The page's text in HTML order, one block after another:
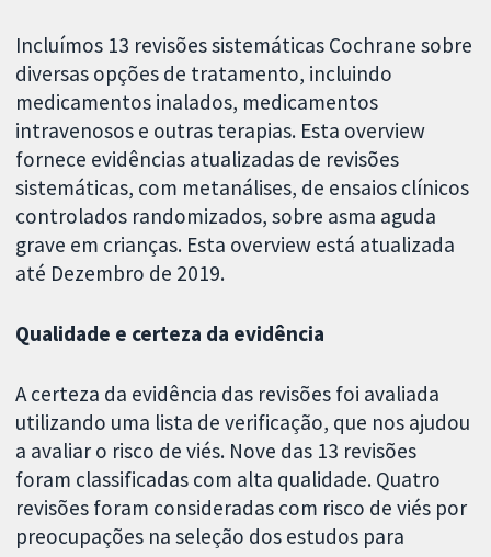
Incluímos 13 revisões sistemáticas Cochrane sobre
diversas opções de tratamento, incluindo
medicamentos inalados, medicamentos
intravenosos e outras terapias. Esta overview
fornece evidências atualizadas de revisões
sistemáticas, com metanálises, de ensaios clínicos
controlados randomizados, sobre asma aguda
grave em crianças. Esta overview está atualizada
até Dezembro de 2019.
Qualidade e certeza da evidência
A certeza da evidência das revisões foi avaliada
utilizando uma lista de verificação, que nos ajudou
a avaliar o risco de viés. Nove das 13 revisões
foram classificadas com alta qualidade. Quatro
revisões foram consideradas com risco de viés por
preocupações na seleção dos estudos para